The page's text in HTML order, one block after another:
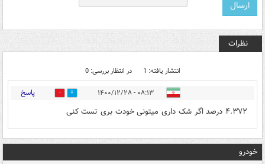
نظرات
انتشار یافته: 1 در انتظار بررسی: 0
۰۸:۱۳ - ۱۴۰۰/۱۲/۲۸ 0 پاسخ
۴‌.۳۷۲ درصد اگر شک داری میتونی خودت بری تست کنی
خودرو